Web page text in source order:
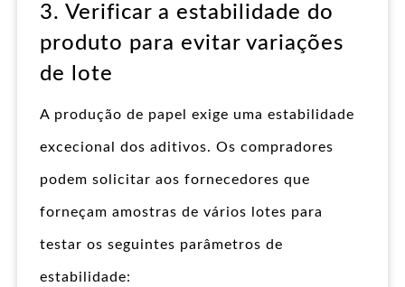
3. Verificar a estabilidade do
produto para evitar variações
de lote
A produção de papel exige uma estabilidade
excecional dos aditivos. Os compradores
podem solicitar aos fornecedores que
forneçam amostras de vários lotes para
testar os seguintes parâmetros de
estabilidade: